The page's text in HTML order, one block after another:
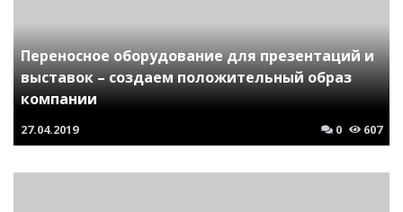
Переносное оборудование для презентаций и
выставок – создаем положительный образ
компании
27.04.2019 0 607